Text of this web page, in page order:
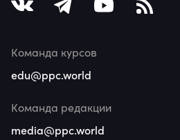
Команда курсов
edu@ppc.world
Команда редакции
media@ppc.world